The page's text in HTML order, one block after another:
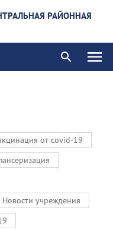
РАЙОННАЯ
от covid-19
Новости учреждения